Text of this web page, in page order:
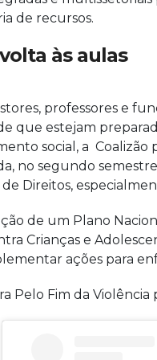
de recursos.
às aulas
professores e
que estejam
social, a Coalizão
no segundo
de Direitos,
de um Plano
Crianças e
ações para
Pelo Fim da Violência